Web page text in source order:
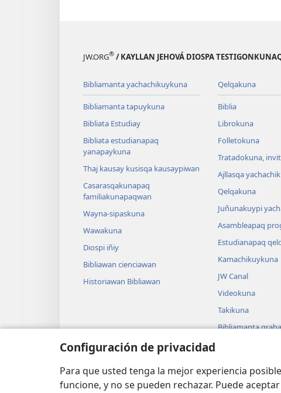
Configuración de privacidad
Para que usted tenga la mejor experiencia
funcione, y no se pueden rechazar. Puede
JW.ORG® / KAYLLAN JEHOVÁ DIOSPA
Bibliamanta yachachikuykuna
Bibliamanta tapuykuna
Bibliata Estudiay
Bibliata estudianapaq
yanapaykuna
Thaj kausay kusisqa kausaypiwan
Casarasqakunapaq
familiakunapaqwan
Wayna-sipaskuna
Wawakuna
Diospi iñiy
Bibliawan cienciawan
Historiawan Bibliawan
Qelqakuna
Biblia
Librokuna
Folletokuna
Tratadokuna,
Ajllasqa
Qelqakuna
Juñunakuypi
Asambleapaq
Estudianapaq
Kamachikuykuna
JW Canal
Videokuna
Takikuna
Bibliamanta